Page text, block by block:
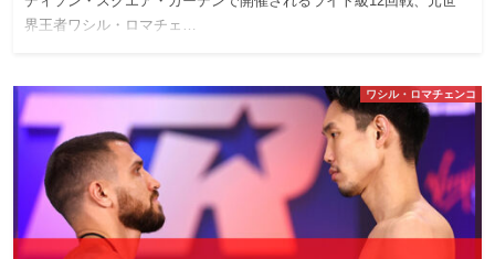
界王者ワシル・ロマチェ…
ワシル・ロマチェンコ